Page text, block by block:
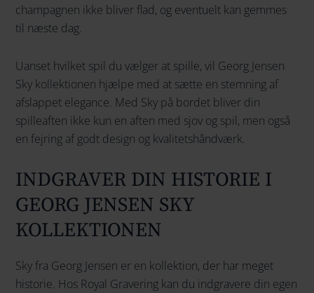
champagnen ikke bliver flad, og eventuelt kan gemmes
til næste dag.
Uanset hvilket spil du vælger at spille, vil Georg Jensen
Sky kollektionen hjælpe med at sætte en stemning af
afslappet elegance. Med Sky på bordet bliver din
spilleaften ikke kun en aften med sjov og spil, men også
en fejring af godt design og kvalitetshåndværk.
INDGRAVER DIN HISTORIE I
GEORG JENSEN SKY
KOLLEKTIONEN
Sky fra Georg Jensen er en kollektion, der har meget
historie. Hos Royal Gravering kan du indgravere din egen